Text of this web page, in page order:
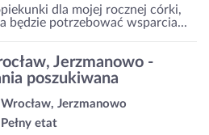
dla mojej rocznej córki,
będzie potrzebować wsparcia...
Jerzmanowo -
poszukiwana
Wrocław, Jerzmanowo
Pełny etat